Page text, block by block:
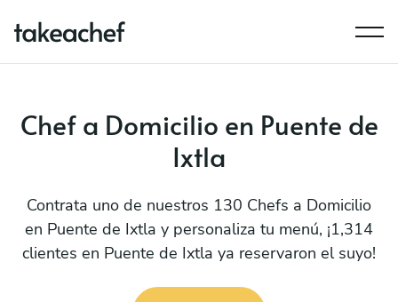
Chef a Domicilio en Puente de
Ixtla
Contrata uno de nuestros 130 Chefs a Domicilio
en Puente de Ixtla y personaliza tu menú, ¡1,314
clientes en Puente de Ixtla ya reservaron el suyo!